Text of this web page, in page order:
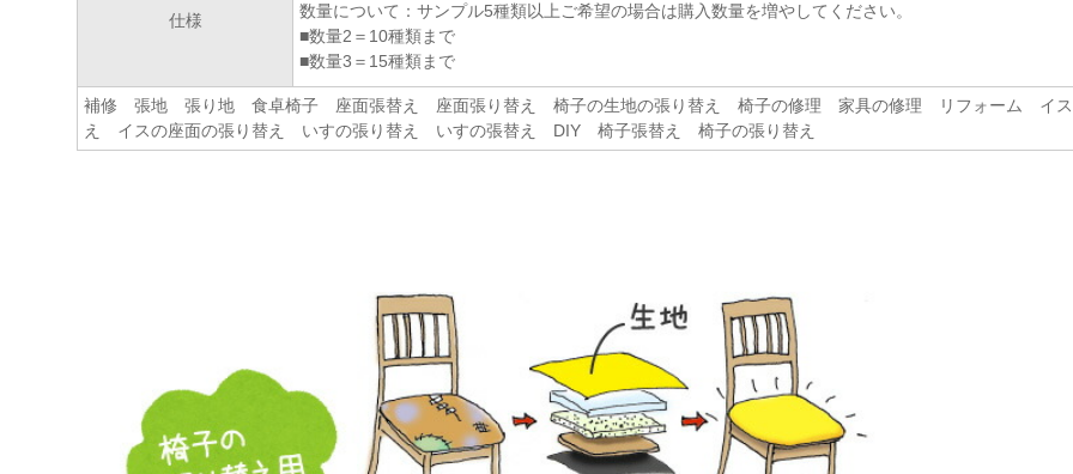
仕様
数量について：サンプル5種類以上ご希望の場合は購入数量を増やしてください。
■数量2＝10種類まで
■数量3＝15種類まで
補修 張地 張り地 食卓椅子 座面張替え 座面張り替え 椅子の生地の張り替え 椅子の修理 家具の修理 リフォーム イス
え イスの座面の張り替え いすの張り替え いすの張替え DIY 椅子張替え 椅子の張り替え